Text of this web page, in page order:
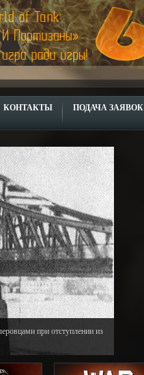
КОНТАКТЫ ПОДАЧА ЗАЯВОК
при отступлении из